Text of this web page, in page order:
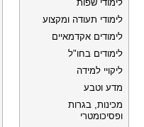
לימודי שפות
לימודי תעודה ומקצוע
לימודים אקדמאיים
לימודים בחו"ל
ליקויי למידה
מדע וטבע
מכינות, בגרות
ופסיכומטרי